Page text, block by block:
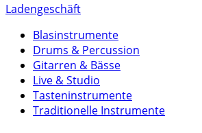
Ladengeschäft
Blasinstrumente
Drums & Percussion
Gitarren & Bässe
Live & Studio
Tasteninstrumente
Traditionelle Instrumente